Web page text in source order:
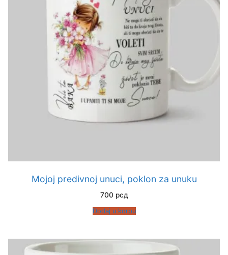
Mojoj predivnoj unuci, poklon za unuku
700 рсд
Dodaj u korpu